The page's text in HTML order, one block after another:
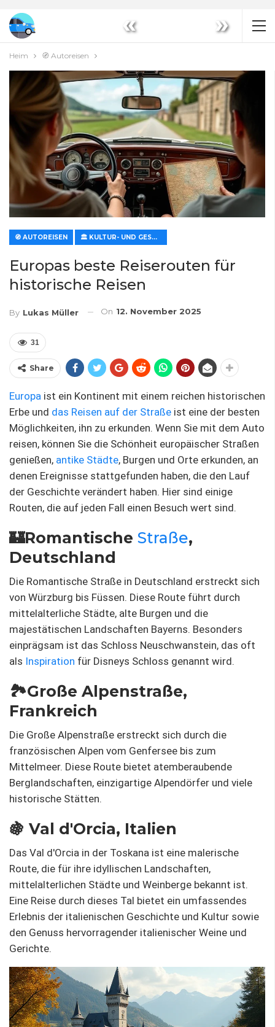
« »
Heim 🧭 Autoreisen
🧭 AUTOREISEN 🏛️ KULTUR- UND GESCHICHTSROUTEN
Europas beste Reiserouten für
historische Reisen
By Lukas Müller On 12. November 2025
31
Share
Europa ist ein Kontinent mit einem reichen historischen
Erbe und das Reisen auf der Straße ist eine der besten
Möglichkeiten, ihn zu erkunden. Wenn Sie mit dem Auto
reisen, können Sie die Schönheit europäischer Straßen
genießen, antike Städte, Burgen und Orte erkunden, an
denen Ereignisse stattgefunden haben, die den Lauf
der Geschichte verändert haben. Hier sind einige
Routen, die auf jeden Fall einen Besuch wert sind.
🏰Romantische Straße,
Deutschland
Die Romantische Straße in Deutschland erstreckt sich
von Würzburg bis Füssen. Diese Route führt durch
mittelalterliche Städte, alte Burgen und die
majestätischen Landschaften Bayerns. Besonders
einprägsam ist das Schloss Neuschwanstein, das oft
als Inspiration für Disneys Schloss genannt wird.
🏞️Große Alpenstraße,
Frankreich
Die Große Alpenstraße erstreckt sich durch die
französischen Alpen vom Genfersee bis zum
Mittelmeer. Diese Route bietet atemberaubende
Berglandschaften, einzigartige Alpendörfer und viele
historische Stätten.
🍇 Val d'Orcia, Italien
Das Val d'Orcia in der Toskana ist eine malerische
Route, die für ihre idyllischen Landschaften,
mittelalterlichen Städte und Weinberge bekannt ist.
Eine Reise durch dieses Tal bietet ein umfassendes
Erlebnis der italienischen Geschichte und Kultur sowie
den Genuss hervorragender italienischer Weine und
Gerichte.